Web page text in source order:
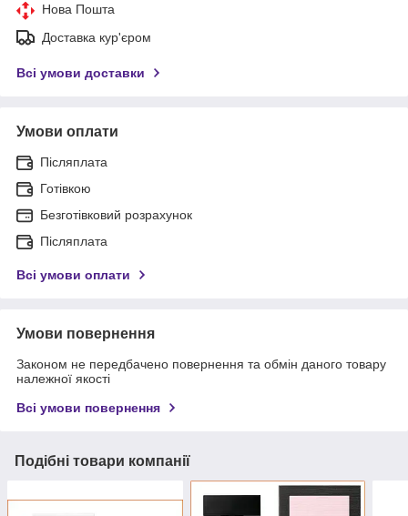
Нова Пошта
Доставка кур'єром
Всі умови доставки
Умови оплати
Післяплата
Готівкою
Безготівковий розрахунок
Післяплата
Всі умови оплати
Умови повернення
Законом не передбачено повернення та обмін даного товару
належної якості
Всі умови повернення
Подібні товари компанії